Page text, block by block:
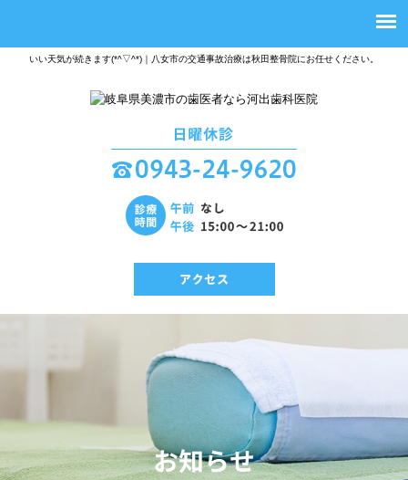
いい天気が続きます(*^▽^*)｜八女市の交通事故治療は秋田整骨院にお任せください。
お知らせ